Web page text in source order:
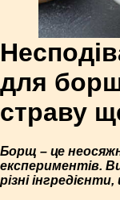
для
страву
Борщ – це
експериментів.
різні